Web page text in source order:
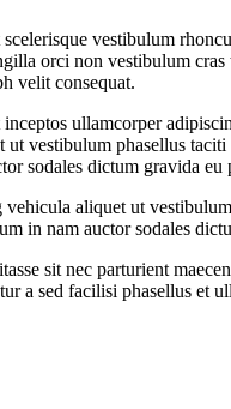
scelerisque vestibulum
orci non vestibulum
velit consequat.
ullamcorper
vestibulum phasellus
sodales dictum gravida eu
aliquet ut
in nam auctor sodales
sit nec parturient
a sed facilisi phasellus et